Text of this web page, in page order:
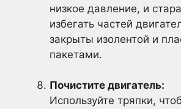
низкое давление, и
избегать частей
закрыты изолентой и
пакетами.
Почистите двигатель:
Используйте тряпки,